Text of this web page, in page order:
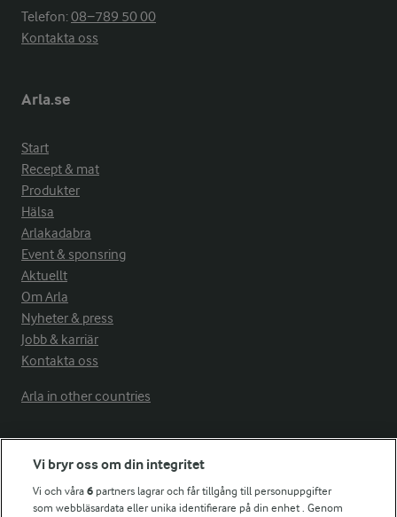
Telefon:08−789 50 00
Kontakta oss
Arla.se
Start
Recept & mat
Produkter
Hälsa
Arlakadabra
Event & sponsring
Aktuellt
Om Arla
Nyheter & press
Jobb & karriär
Kontakta oss
Arla in other countries
Fler Arlasajter
För ägare
Vi bryr oss om din integritet
Vi och våra6 partners lagrar och får tillgång till personuppgifter
som webbläsardata eller unika identifierare på din enhet . Genom